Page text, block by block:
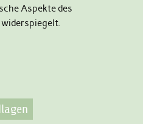
Aspekte des